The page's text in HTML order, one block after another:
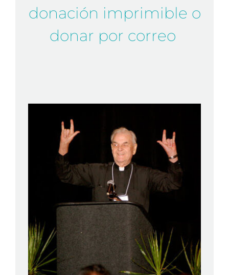
donación imprimible o
donar por correo